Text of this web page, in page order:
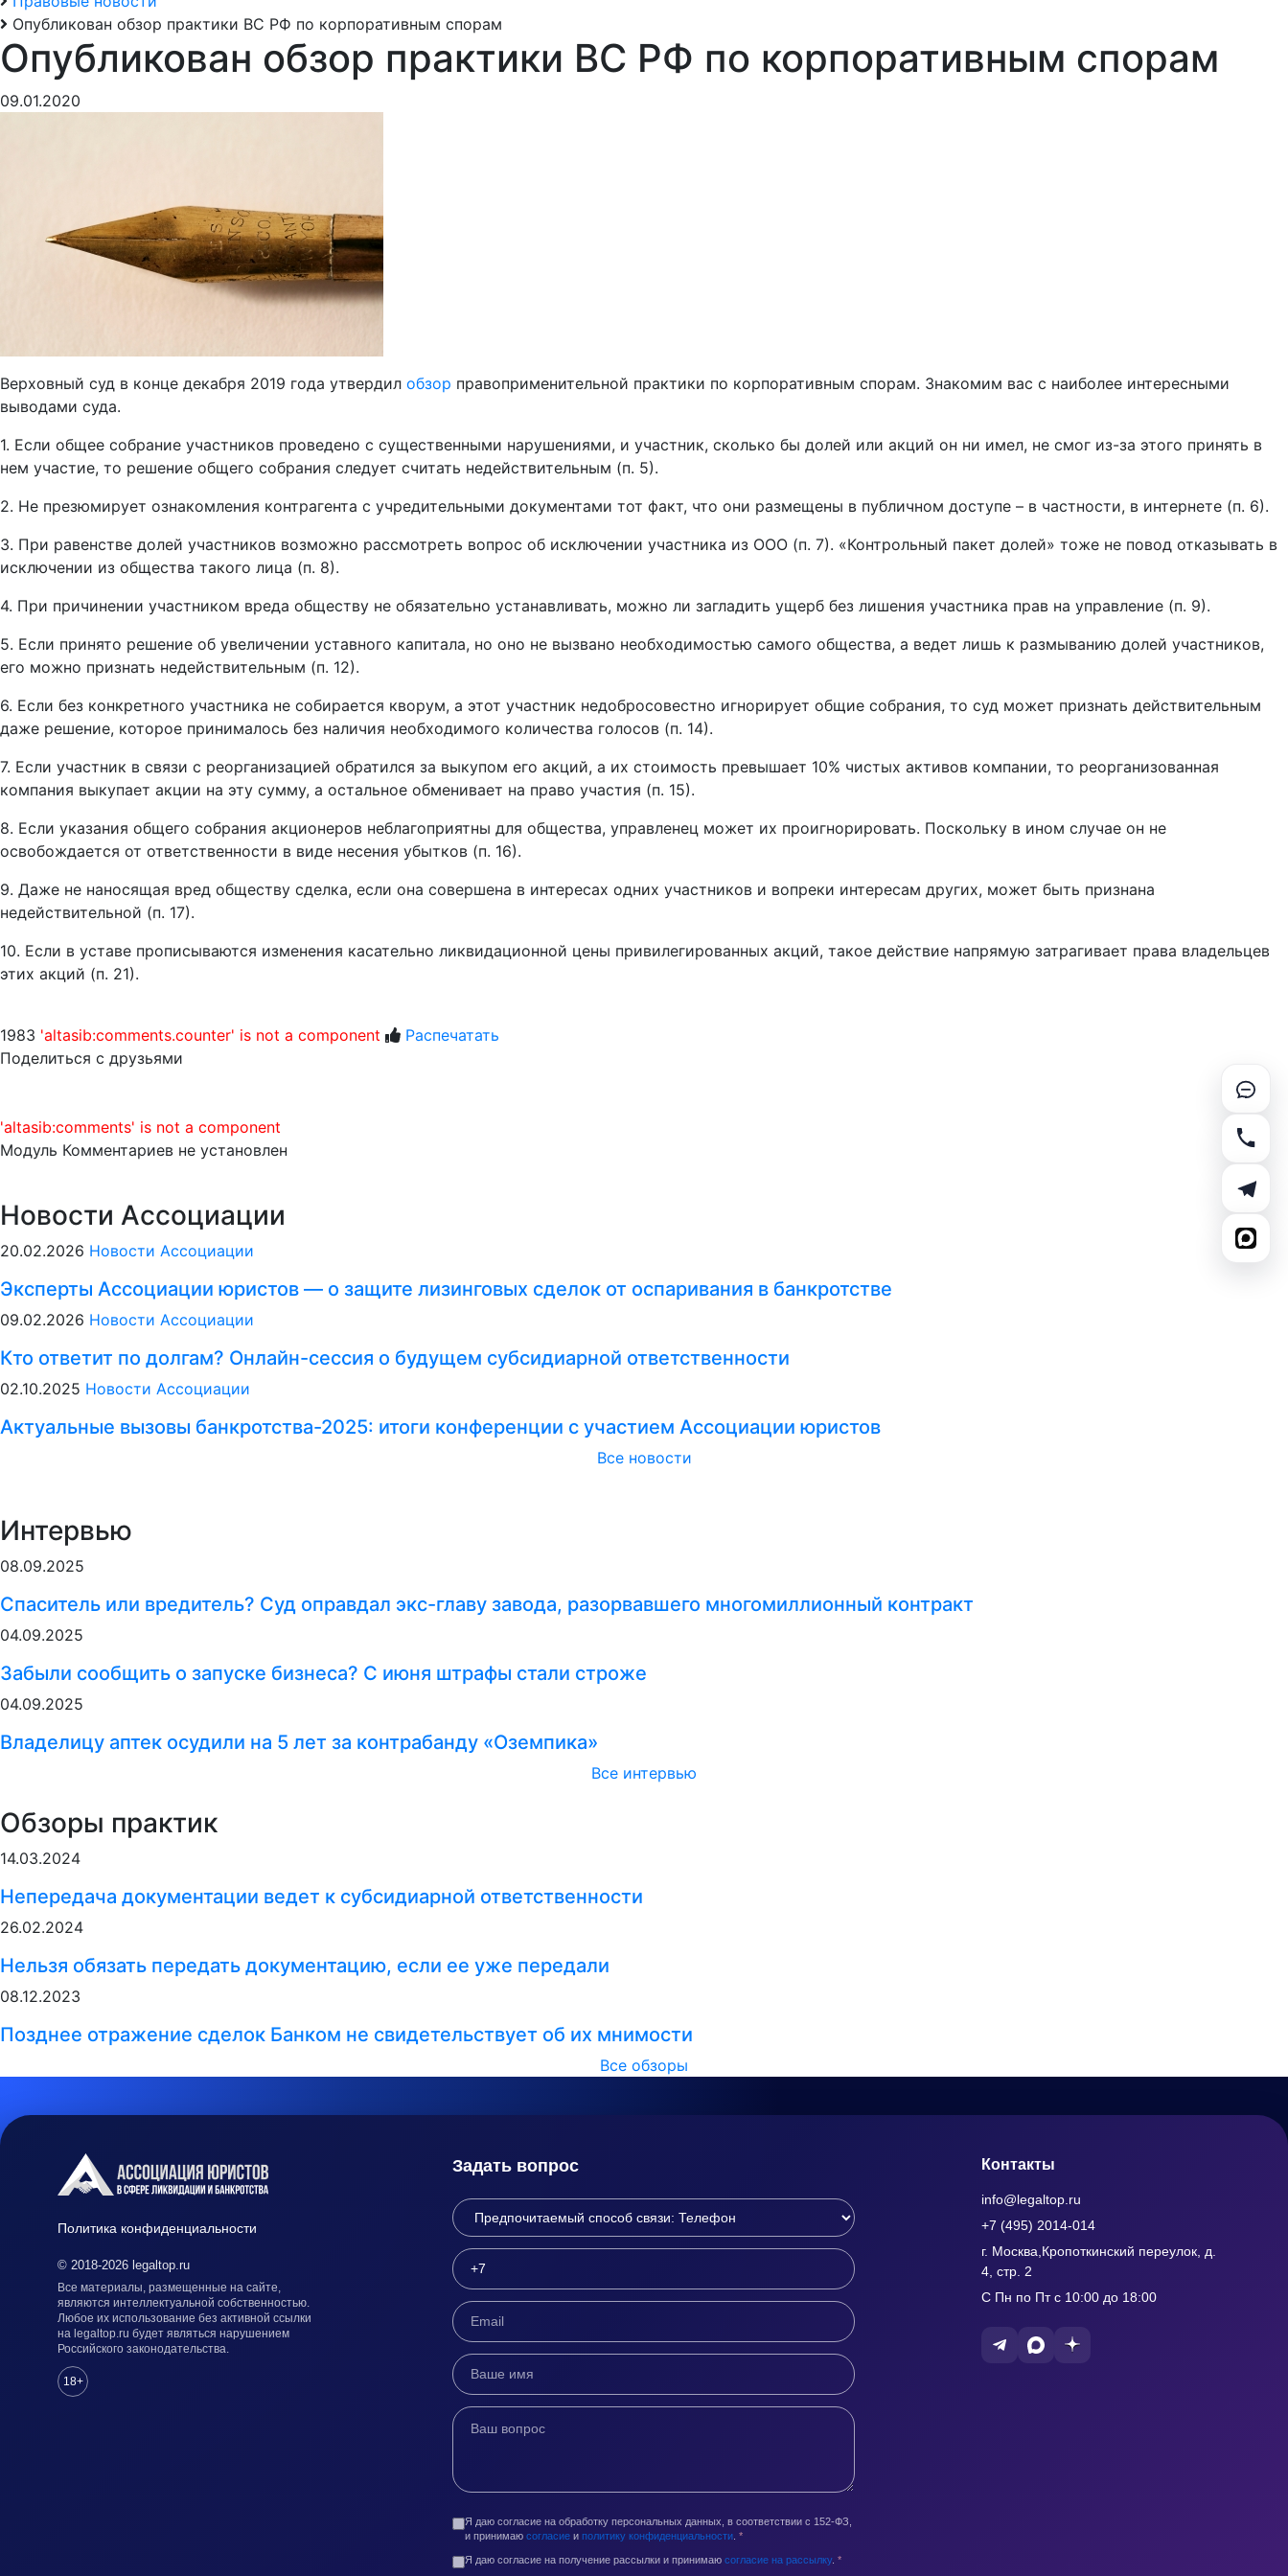
Опубликован обзор практики ВС РФ по корпоративным спорам
Опубликован обзор практики ВС РФ по корпоративным спорам
09.01.2020
Верховный суд в конце декабря 2019 года утвердил обзор правоприменительной практики по корпоративным спорам. Знакомим вас с наиболее интересными
выводами суда.
1. Если общее собрание участников проведено с существенными нарушениями, и участник, сколько бы долей или акций он ни имел, не смог из-за этого принять в
нем участие, то решение общего собрания следует считать недействительным (п. 5).
2. Не презюмирует ознакомления контрагента с учредительными документами тот факт, что они размещены в публичном доступе – в частности, в интернете (п. 6).
3. При равенстве долей участников возможно рассмотреть вопрос об исключении участника из ООО (п. 7). «Контрольный пакет долей» тоже не повод отказывать в
исключении из общества такого лица (п. 8).
4. При причинении участником вреда обществу не обязательно устанавливать, можно ли загладить ущерб без лишения участника прав на управление (п. 9).
5. Если принято решение об увеличении уставного капитала, но оно не вызвано необходимостью самого общества, а ведет лишь к размыванию долей участников,
его можно признать недействительным (п. 12).
6. Если без конкретного участника не собирается кворум, а этот участник недобросовестно игнорирует общие собрания, то суд может признать действительным
даже решение, которое принималось без наличия необходимого количества голосов (п. 14).
7. Если участник в связи с реорганизацией обратился за выкупом его акций, а их стоимость превышает 10% чистых активов компании, то реорганизованная
компания выкупает акции на эту сумму, а остальное обменивает на право участия (п. 15).
8. Если указания общего собрания акционеров неблагоприятны для общества, управленец может их проигнорировать. Поскольку в ином случае он не
освобождается от ответственности в виде несения убытков (п. 16).
9. Даже не наносящая вред обществу сделка, если она совершена в интересах одних участников и вопреки интересам других, может быть признана
недействительной (п. 17).
10. Если в уставе прописываются изменения касательно ликвидационной цены привилегированных акций, такое действие напрямую затрагивает права владельцев
этих акций (п. 21).
1983 'altasib:comments.counter' is not a component
Распечатать
Поделиться с друзьями
'altasib:comments' is not a component
Модуль Комментариев не установлен
Новости Ассоциации
20.02.2026 Новости Ассоциации
Эксперты Ассоциации юристов — о защите лизинговых сделок от оспаривания в банкротстве
09.02.2026 Новости Ассоциации
Кто ответит по долгам? Онлайн-сессия о будущем субсидиарной ответственности
02.10.2025 Новости Ассоциации
Актуальные вызовы банкротства-2025: итоги конференции с участием Ассоциации юристов
Все новости
Интервью
08.09.2025
Спаситель или вредитель? Суд оправдал экс-главу завода, разорвавшего многомиллионный контракт
04.09.2025
Забыли сообщить о запуске бизнеса? С июня штрафы стали строже
04.09.2025
Владелицу аптек осудили на 5 лет за контрабанду «Оземпика»
Все интервью
Обзоры практик
14.03.2024
Непередача документации ведет к субсидиарной ответственности
26.02.2024
Нельзя обязать передать документацию, если ее уже передали
08.12.2023
Позднее отражение сделок Банком не свидетельствует об их мнимости
Все обзоры
Политика конфиденциальности
© 2018-2026 legaltop.ru
Все материалы, размещенные на сайте,
являются интеллектуальной собственностью.
Любое их использование без активной ссылки
на legaltop.ru будет являться нарушением
Российского законодательства.
18+
Задать вопрос
Я даю согласие на обработку персональных данных, в соответствии с 152-ФЗ,
и принимаю согласие и политику конфиденциальности *
Я даю согласие на получение рассылки и принимаю согласие на рассылку. *
Контакты
info@legaltop.ru
+7 (495) 2014-014
г. Москва,Кропоткинский переулок, д.
4, стр. 2
С Пн по Пт с 10:00 до 18:00